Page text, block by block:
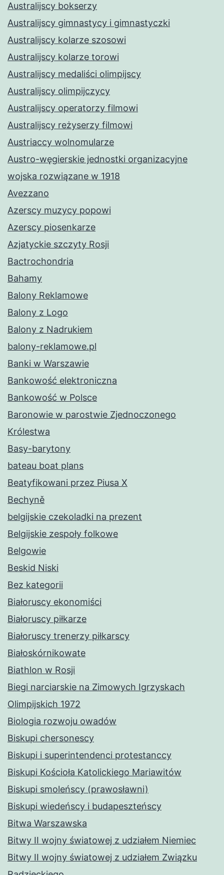
Australijscy bokserzy
Australijscy gimnastycy i gimnastyczki
Australijscy kolarze szosowi
Australijscy kolarze torowi
Australijscy medaliści olimpijscy
Australijscy olimpijczycy
Australijscy operatorzy filmowi
Australijscy reżyserzy filmowi
Austriaccy wolnomularze
Austro-węgierskie jednostki organizacyjne
wojska rozwiązane w 1918
Avezzano
Azerscy muzycy popowi
Azerscy piosenkarze
Azjatyckie szczyty Rosji
Bactrochondria
Bahamy
Balony Reklamowe
Balony z Logo
Balony z Nadrukiem
balony-reklamowe.pl
Banki w Warszawie
Bankowość elektroniczna
Bankowość w Polsce
Baronowie w parostwie Zjednoczonego
Królestwa
Basy-barytony
bateau boat plans
Beatyfikowani przez Piusa X
Bechyně
belgijskie czekoladki na prezent
Belgijskie zespoły folkowe
Belgowie
Beskid Niski
Bez kategorii
Białoruscy ekonomiści
Białoruscy piłkarze
Białoruscy trenerzy piłkarscy
Białoskórnikowate
Biathlon w Rosji
Biegi narciarskie na Zimowych Igrzyskach
Olimpijskich 1972
Biologia rozwoju owadów
Biskupi chersonescy
Biskupi i superintendenci protestanccy
Biskupi Kościoła Katolickiego Mariawitów
Biskupi smoleńscy (prawosławni)
Biskupi wiedeńscy i budapeszteńscy
Bitwa Warszawska
Bitwy II wojny światowej z udziałem Niemiec
Bitwy II wojny światowej z udziałem Związku